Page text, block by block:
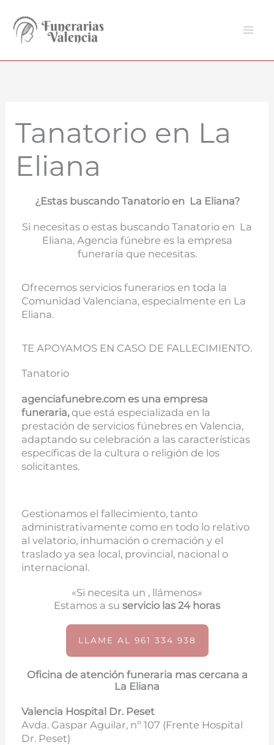
contenido
Tanatorio en La
Eliana
¿Estas buscando Tanatorio en La Eliana?
Si necesitas o estas buscando Tanatorio en La
Eliana, Agencia fúnebre es la empresa
funeraria que necesitas.
Ofrecemos servicios funerarios en toda la
Comunidad Valenciana, especialmente en La
Eliana.
TE APOYAMOS EN CASO DE FALLECIMIENTO.
Tanatorio
agenciafunebre.com es una empresa
funeraria, que está especializada en la
prestación de servicios fúnebres en Valencia,
adaptando su celebración a las características
específicas de la cultura o religión de los
solicitantes.
Gestionamos el fallecimiento, tanto
administrativamente como en todo lo relativo
al velatorio, inhumación o cremación y el
traslado ya sea local, provincial, nacional o
internacional.
«Si necesita un , llámenos»
Estamos a su servicio las 24 horas
LLAME AL 961 334 938
Oficina de atención funeraria mas cercana a
La Eliana
Valencia Hospital Dr. Peset
Avda. Gaspar Aguilar, nº 107 (Frente Hospital
Dr. Peset)